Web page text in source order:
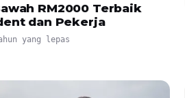
RM2000 Terbaik
dan Pekerja
yang lepas